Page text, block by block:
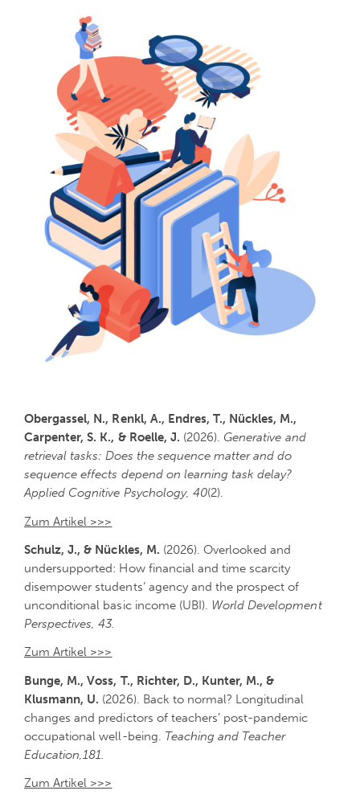
Obergassel, N., Renkl, A., Endres, T., Nückles, M.,
Carpenter, S. K., & Roelle, J. (2026). Generative and
retrieval tasks: Does the sequence matter and do
sequence effects depend on learning task delay?
Applied Cognitive Psychology, 40(2).
Zum Artikel >>>
Schulz, J., & Nückles, M. (2026). Overlooked and
undersupported: How financial and time scarcity
disempower students‘ agency and the prospect of
unconditional basic income (UBI). World Development
Perspectives, 43.
Zum Artikel >>>
Bunge, M., Voss, T., Richter, D., Kunter, M., &
Klusmann, U. (2026). Back to normal? Longitudinal
changes and predictors of teachers’ post-pandemic
occupational well-being. Teaching and Teacher
Education,181.
Zum Artikel >>>